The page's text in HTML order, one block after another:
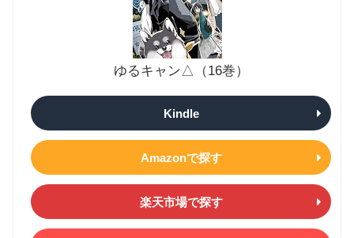
ゆるキャン△（16巻）
Kindle
Amazonで探す
楽天市場で探す